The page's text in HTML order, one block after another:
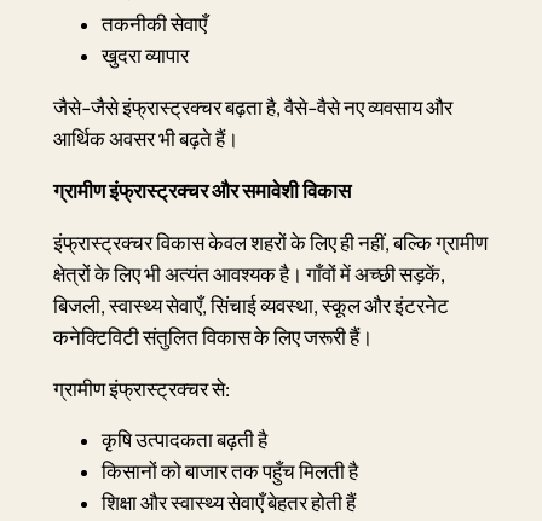
तकनीकी सेवाएँ
खुदरा व्यापार
जैसे-जैसे इंफ्रास्ट्रक्चर बढ़ता है, वैसे-वैसे नए व्यवसाय और
आर्थिक अवसर भी बढ़ते हैं।
ग्रामीण इंफ्रास्ट्रक्चर और समावेशी विकास
इंफ्रास्ट्रक्चर विकास केवल शहरों के लिए ही नहीं, बल्कि ग्रामीण
क्षेत्रों के लिए भी अत्यंत आवश्यक है। गाँवों में अच्छी सड़कें,
बिजली, स्वास्थ्य सेवाएँ, सिंचाई व्यवस्था, स्कूल और इंटरनेट
कनेक्टिविटी संतुलित विकास के लिए जरूरी हैं।
ग्रामीण इंफ्रास्ट्रक्चर से:
कृषि उत्पादकता बढ़ती है
किसानों को बाजार तक पहुँच मिलती है
शिक्षा और स्वास्थ्य सेवाएँ बेहतर होती हैं